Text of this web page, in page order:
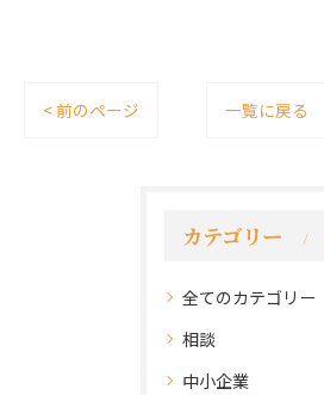
< 前のページ 一覧に戻る
カテゴリー
全てのカテゴリー
相談
中小企業